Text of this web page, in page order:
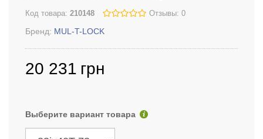
Код товара: 210148 Отзывы: 0
Бренд: MUL-T-LOCK
20 231 грн
Выберите вариант товара